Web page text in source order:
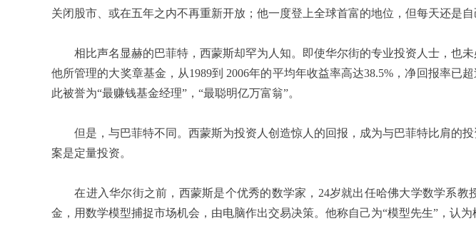
关闭股市、或在五年之内不再重新开放；他一度登上全球首富的地位，但每天还
相比声名显赫的巴菲特，西蒙斯却罕为人知。即使华尔街的专业投资人士，也未
他所管理的大奖章基金，从1989到 2006年的平均年收益率高达38.5%，净回报率已
此被誉为“最赚钱基金经理”，“最聪明亿万富翁”。
但是，与巴菲特不同。西蒙斯为投资人创造惊人的回报，成为与巴菲特比肩的
案是定量投资。
在进入华尔街之前，西蒙斯是个优秀的数学家，24岁就出任哈佛大学数学系教
金，用数学模型捕捉市场机会，由电脑作出交易决策。他称自己为“模型先生”，认